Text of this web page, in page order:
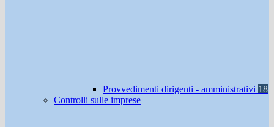
Provvedimenti dirigenti - amministrativi 18
Controlli sulle imprese